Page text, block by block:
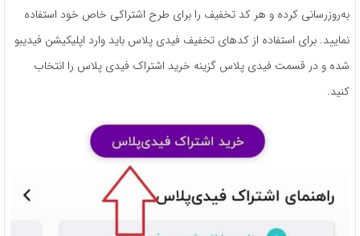
به‌روزرسانی کرده و هر کد تخفیف را برای طرح اشتراکی خاص خود استفاده
نمایید. برای استفاده از کدهای تخفیف فیدی پلاس باید وارد اپلیکیشن فیدیبو
شده و در قسمت فیدی پلاس گزینه خرید اشتراک فیدی پلاس را انتخاب
کنید.